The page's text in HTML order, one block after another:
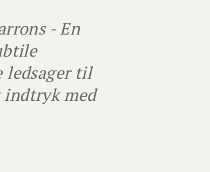
- En
ledsager til
med